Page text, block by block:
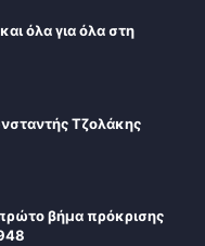
όλα για όλα στη
Τζολάκης
βήμα πρόκρισης